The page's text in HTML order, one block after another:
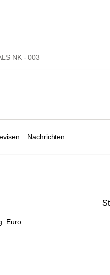
NK -,003
Nachrichten
Euro